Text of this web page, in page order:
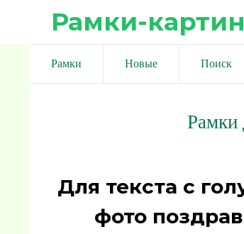
Рамки-
Рамки Новые Поиск
Рамки
Для текста с
фото